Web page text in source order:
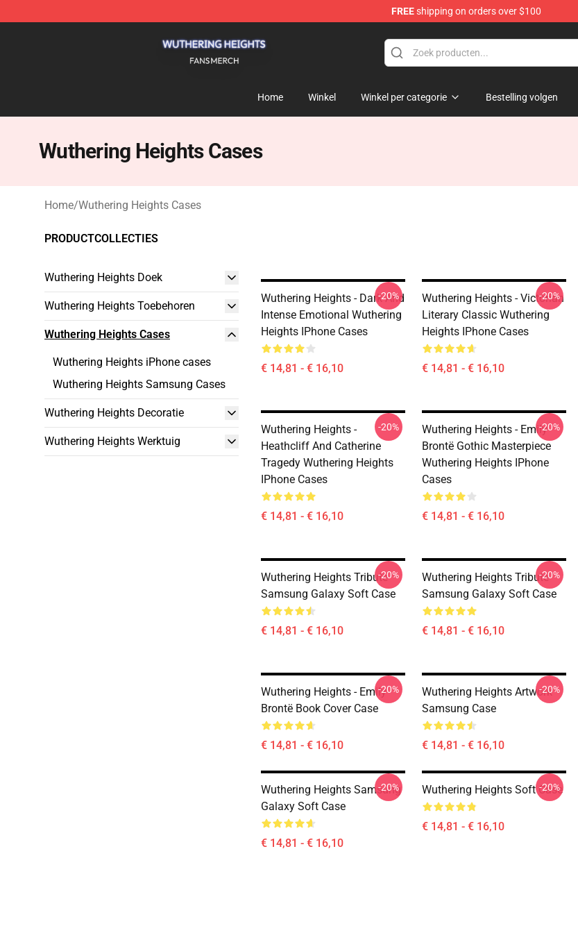
FREEshipping on orders over $100
Home Winkel Winkel per categorie Bestelling volgen
Wuthering Heights Cases
Home/Wuthering Heights Cases
PRODUCTCOLLECTIES
Wuthering Heights Doek
Wuthering Heights Toebehoren
Wuthering Heights Cases
Wuthering Heights iPhone cases
Wuthering Heights Samsung Cases
Wuthering Heights Decoratie
Wuthering Heights Werktuig
Wuthering Heights - Dark And
Intense Emotional Wuthering
Heights IPhone Cases
€ 14,81 - € 16,10
-20%
Wuthering Heights - Victorian
Literary Classic Wuthering
Heights IPhone Cases
€ 14,81 - € 16,10
-20%
Wuthering Heights -
Heathcliff And Catherine
Tragedy Wuthering Heights
IPhone Cases
€ 14,81 - € 16,10
-20%
Wuthering Heights - Emily
Brontë Gothic Masterpiece
Wuthering Heights IPhone
Cases
€ 14,81 - € 16,10
-20%
Wuthering Heights Tribute
Samsung Galaxy Soft Case
€ 14,81 - € 16,10
-20%
Wuthering Heights Tribute
Samsung Galaxy Soft Case
€ 14,81 - € 16,10
-20%
Wuthering Heights - Emily
Brontë Book Cover Case
€ 14,81 - € 16,10
-20%
Wuthering Heights Artwork
Samsung Case
€ 14,81 - € 16,10
-20%
Wuthering Heights Samsung
Galaxy Soft Case
€ 14,81 - € 16,10
-20% Wuthering Heights Soft Case
€ 14,81 - € 16,10
-20%